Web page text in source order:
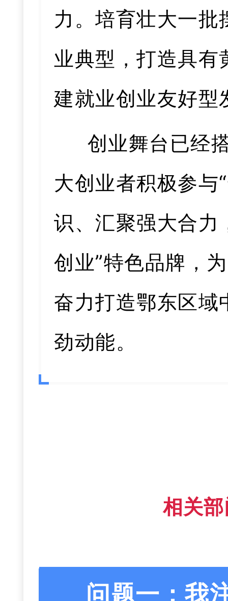
力。培育壮大一
业典型，打造具有
建就业创业友好型
创业舞台已经
大创业者积极参与
识、汇聚强大合力
创业”特色品牌，
奋力打造鄂东区域
劲动能。
相关
问题一：我